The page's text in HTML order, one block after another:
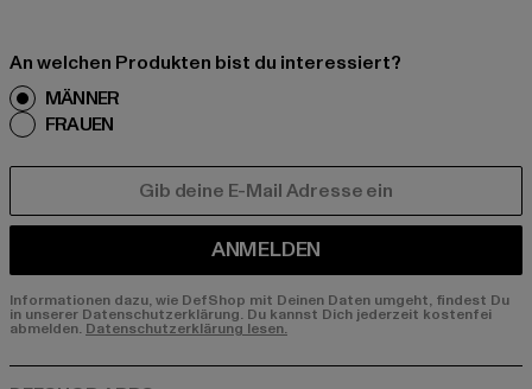
An welchen Produkten bist du interessiert?
MÄNNER
FRAUEN
ANMELDEN
Informationen dazu, wie DefShop mit Deinen Daten umgeht, findest Du
in unserer Datenschutzerklärung. Du kannst Dich jederzeit kostenfei
abmelden. Datenschutzerklärung lesen.